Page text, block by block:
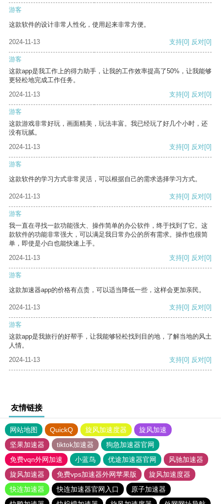
游客
这款软件的设计非常人性化，使用起来非常方便。
2024-11-13 支持[0] 反对[0]
游客
这款app是我工作上的得力助手，让我的工作效率提高了50%，让我能够
更轻松地完成工作任务。
2024-11-13
支持[0] 反对[0]
游客
这款游戏非常好玩，画面精美，玩法丰富。我已经玩了好几个小时，还
没有玩腻。
2024-11-13
支持[0] 反对[0]
游客
这款软件的学习方式非常灵活，可以根据自己的需求选择学习方式。
2024-11-13 支持[0] 反对[0]
游客
我一直在寻找一款功能强大、操作简单的办公软件，终于找到了它。这
款软件的功能非常强大，可以满足我日常办公的所有需求。操作也很简
单，即使是小白也能快速上手。
2024-11-13
支持[0] 反对[0]
游客
这款加速器app的价格有点贵，可以适当降低一些，这样会更加亲民。
2024-11-13 支持[0] 反对[0]
游客
这款app是我旅行的好帮手，让我能够轻松找到目的地，了解当地的风土
人情。
2024-11-13
支持[0] 反对[0]
友情链接
网站地图 QuickQ 旋风加速度器
旋风加速
坚果加速器
tiktok加速器
狗急加速器官网
免费vqn外网加速
小蓝鸟 优途加速器官网
风驰加速器
旋风加速器
免费vps加速器外网苹果版
旋风加速度器
快连加速器
快连加速器官网入口
原子加速器